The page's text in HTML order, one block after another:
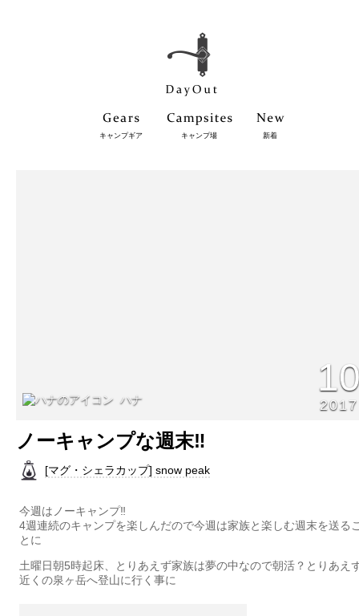
キャンプギア キャンプ場 新着
ハナ 2017
ノーキャンプな週末‼︎
[マグ・シェラカップ] snow peak
今週はノーキャンプ‼︎
4週連続のキャンプを楽しんだので今週は家族と楽しむ週末を送る
とに
土曜日朝5時起床、とりあえず家族は夢の中なので朝活？とりあえ
近くの泉ヶ岳へ登山に行く事に